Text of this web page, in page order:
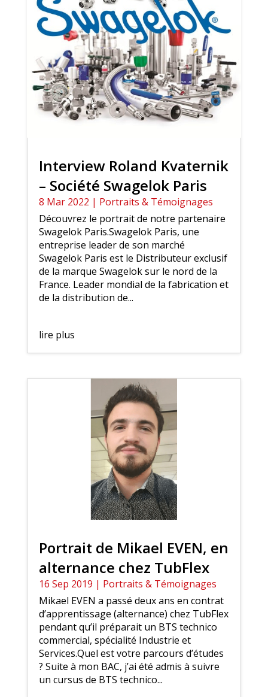
Interview Roland Kvaternik
– Société Swagelok Paris
8 Mar 2022 | Portraits & Témoignages
Découvrez le portrait de notre partenaire
Swagelok Paris.Swagelok Paris, une
entreprise leader de son marché
Swagelok Paris est le Distributeur exclusif
de la marque Swagelok sur le nord de la
France. Leader mondial de la fabrication et
de la distribution de...
lire plus
Portrait de Mikael EVEN, en
alternance chez TubFlex
16 Sep 2019 | Portraits & Témoignages
Mikael EVEN a passé deux ans en contrat
d’apprentissage (alternance) chez TubFlex
pendant qu’il préparait un BTS technico
commercial, spécialité Industrie et
Services.Quel est votre parcours d’études
? Suite à mon BAC, j’ai été admis à suivre
un cursus de BTS technico...